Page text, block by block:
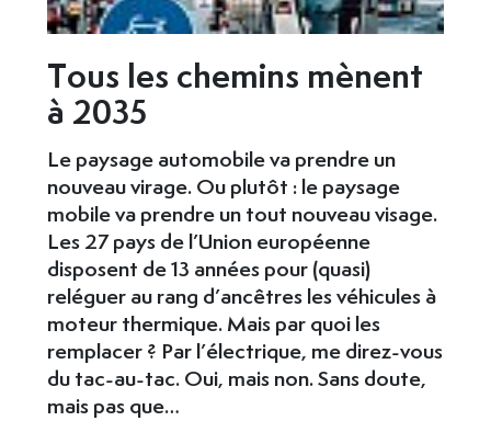
Tous les chemins mènent
à 2035
Le paysage automobile va prendre un
nouveau virage. Ou plutôt : le paysage
mobile va prendre un tout nouveau visage.
Les 27 pays de l’Union européenne
disposent de 13 années pour (quasi)
reléguer au rang d’ancêtres les véhicules à
moteur thermique. Mais par quoi les
remplacer ? Par l’électrique, me direz-vous
du tac-au-tac. Oui, mais non. Sans doute,
mais pas que…